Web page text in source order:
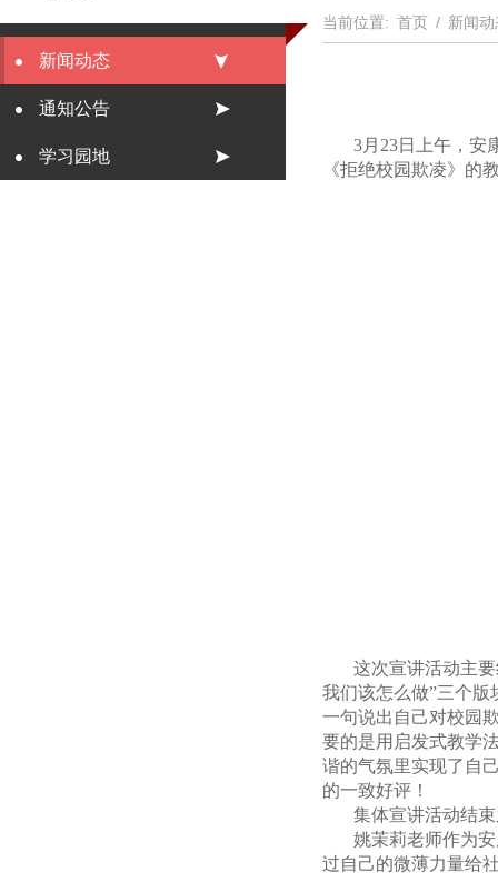
新闻动态
通知公告
学习园地
当前位置: 首页 / 新闻动
3月23日上午，安
《拒绝校园欺凌》的
这次宣讲活动主
我们该怎么做”三个
一句说出自己对校园
要的是用启发式教学
谐的气氛里实现了自
的一致好评！
集体宣讲活动结
姚茉莉老师作为
过自己的微薄力量给